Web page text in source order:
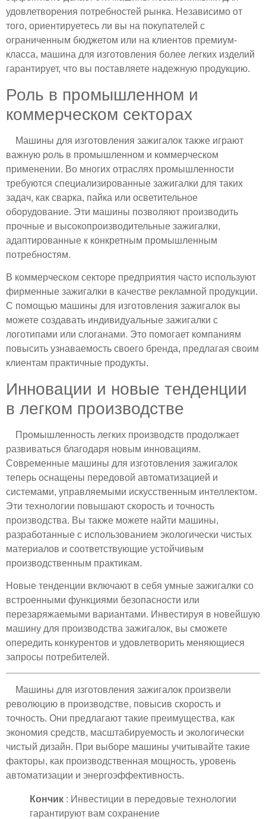
удовлетворения потребностей рынка. Независимо от
того, ориентируетесь ли вы на покупателей с
ограниченным бюджетом или на клиентов премиум-
класса, машина для изготовления более легких изделий
гарантирует, что вы поставляете надежную продукцию.
Роль в промышленном и
коммерческом секторах
Машины для изготовления зажигалок также играют
важную роль в промышленном и коммерческом
применении. Во многих отраслях промышленности
требуются специализированные зажигалки для таких
задач, как сварка, пайка или осветительное
оборудование. Эти машины позволяют производить
прочные и высокопроизводительные зажигалки,
адаптированные к конкретным промышленным
потребностям.
В коммерческом секторе предприятия часто используют
фирменные зажигалки в качестве рекламной продукции.
С помощью машины для изготовления зажигалок вы
можете создавать индивидуальные зажигалки с
логотипами или слоганами. Это помогает компаниям
повысить узнаваемость своего бренда, предлагая своим
клиентам практичные продукты.
Инновации и новые тенденции
в легком производстве
Промышленность легких производств продолжает
развиваться благодаря новым инновациям.
Современные машины для изготовления зажигалок
теперь оснащены передовой автоматизацией и
системами, управляемыми искусственным интеллектом.
Эти технологии повышают скорость и точность
производства. Вы также можете найти машины,
разработанные с использованием экологически чистых
материалов и соответствующие устойчивым
производственным практикам.
Новые тенденции включают в себя умные зажигалки со
встроенными функциями безопасности или
перезаряжаемыми вариантами. Инвестируя в новейшую
машину для производства зажигалок, вы сможете
опередить конкурентов и удовлетворить меняющиеся
запросы потребителей.
Машины для изготовления зажигалок произвели
революцию в производстве, повысив скорость и
точность. Они предлагают такие преимущества, как
экономия средств, масштабируемость и экологически
чистый дизайн. При выборе машины учитывайте такие
факторы, как производственная мощность, уровень
автоматизации и энергоэффективность.
Кончик : Инвестиции в передовые технологии
гарантируют вам сохранение